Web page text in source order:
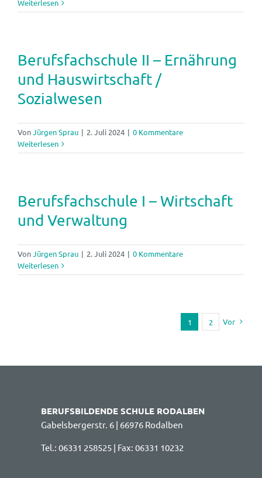
Weiterlesen
Berufsfachschule II – Ernährung
und Hauswirtschaft /
Sozialwesen
VonJürgen Sprau | 2. Juli 2024 | 0 Kommentare
Weiterlesen
Berufsfachschule I – Wirtschaft
und Verwaltung
VonJürgen Sprau | 2. Juli 2024 | 0 Kommentare
Weiterlesen
1 2 Vor
BERUFSBILDENDE SCHULE RODALBEN
Gabelsbergerstr. 6 | 66976 Rodalben
Tel.: 06331 258525 | Fax: 06331 10232